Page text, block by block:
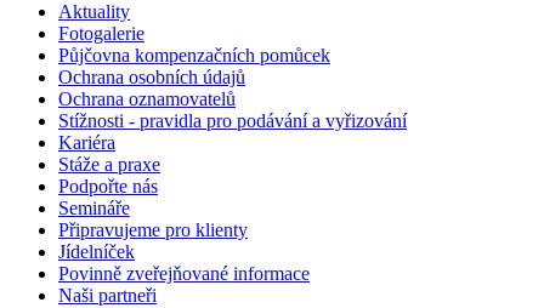
Aktuality
Fotogalerie
Půjčovna kompenzačních pomůcek
Ochrana osobních údajů
Ochrana oznamovatelů
Stížnosti - pravidla pro podávání a vyřizování
Kariéra
Stáže a praxe
Podpořte nás
Semináře
Připravujeme pro klienty
Jídelníček
Povinně zveřejňované informace
Naši partneři